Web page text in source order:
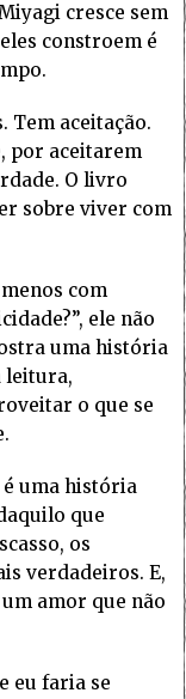
cresce sem
constroem é
Tem aceitação.
por aceitarem
O livro
sobre viver com
com
ele não
uma história
leitura,
o que se
é uma história
que
os
verdadeiros. E,
amor que não
eu faria se